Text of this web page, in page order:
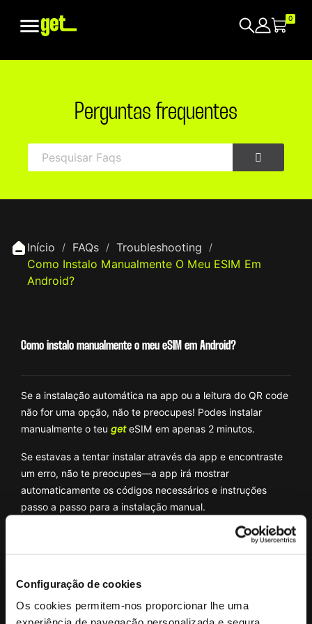
Configuração de cookies
Os cookies permitem-nos proporcionar lhe uma
 0
Perguntas frequentes
Início FAQs
Troubleshooting
Como Instalo Manualmente O Meu ESIM Em
Android?
Como instalo manualmente o meu eSIM em Android?
Se a instalação automática na app ou a leitura do QR code
não for uma opção, não te preocupes! Podes instalar
manualmente o teu geteSIM em apenas 2 minutos.
Se estavas a tentar instalar através da app e encontraste
um erro, não te preocupes—a app irá mostrar
automaticamente os códigos necessários e instruções
passo a passo para a instalação manual.
eSIM sem a
antes de começar!
1. Vai aDefinições→Ligações→ Toca emGestor de SIM